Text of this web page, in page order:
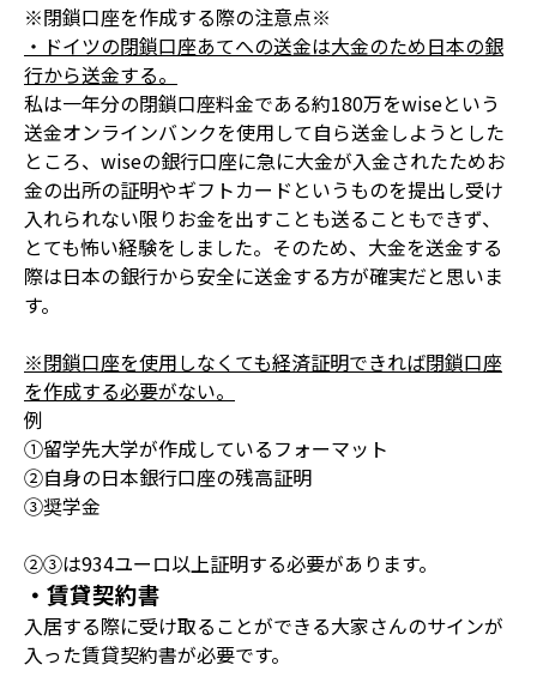
※閉鎖口座を作成する際の注意点※
・ドイツの閉鎖口座あてへの送金は大金のため日本の銀
行から送金する。
私は一年分の閉鎖口座料金である約180万をwiseという
送金オンラインバンクを使用して自ら送金しようとした
ところ、wiseの銀行口座に急に大金が入金されたためお
金の出所の証明やギフトカードというものを提出し受け
入れられない限りお金を出すことも送ることもできず、
とても怖い経験をしました。そのため、大金を送金する
際は日本の銀行から安全に送金する方が確実だと思いま
す。
※閉鎖口座を使用しなくても経済証明できれば閉鎖口座
を作成する必要がない。
例
①留学先大学が作成しているフォーマット
②自身の日本銀行口座の残高証明
③奨学金
②③は934ユーロ以上証明する必要があります。
・賃貸契約書
入居する際に受け取ることができる大家さんのサインが
入った賃貸契約書が必要です。